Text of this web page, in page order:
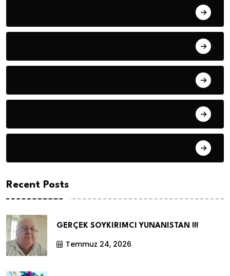
Recent Posts
GERÇEK SOYKIRIMCI YUNANISTAN !!!
Temmuz 24, 2026